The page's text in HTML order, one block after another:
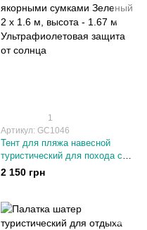
1
Артикул: GC1046
Тент для пляжа навесной
туристический для похода с
якорными сумками Зеленый 2
х 1.6 м, высота - 1.67 м
солнца
2 150 грн